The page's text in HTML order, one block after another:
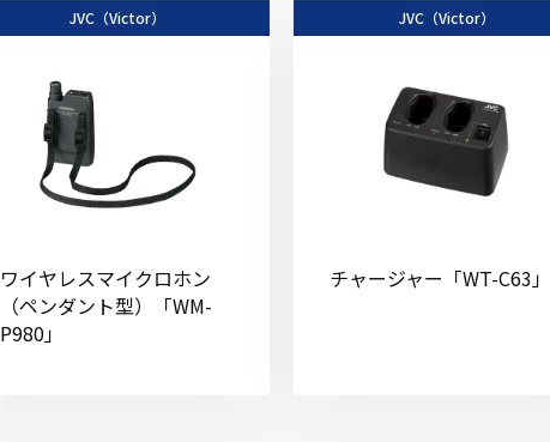
JVC（Victor）
ワイヤレスマイクロホン
（ペンダント型）「WM-
P980」
JVC（Victor）
チャージャー「WT-C63」